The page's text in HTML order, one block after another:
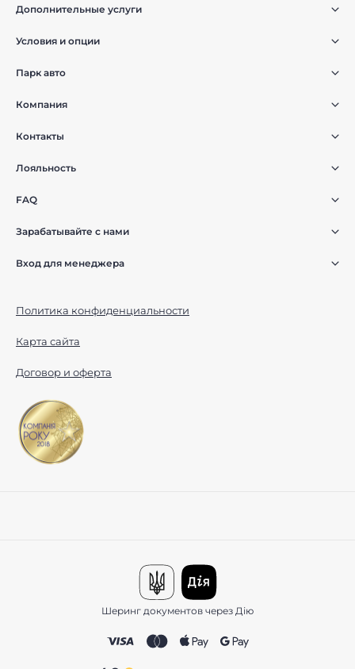
Дополнительные услуги
Условия и опции
Парк авто
Компания
Контакты
Лояльность
FAQ
Зарабатывайте с нами
Вход для менеджера
Политика конфиденциальности
Карта сайта
Договор и оферта
Шеринг документов через Дію